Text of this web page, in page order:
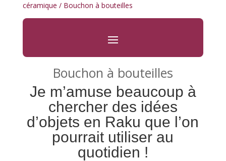
céramique / Bouchon à bouteilles
Bouchon à bouteilles
Je m’amuse beaucoup à
chercher des idées
d’objets en Raku que l’on
pourrait utiliser au
quotidien !